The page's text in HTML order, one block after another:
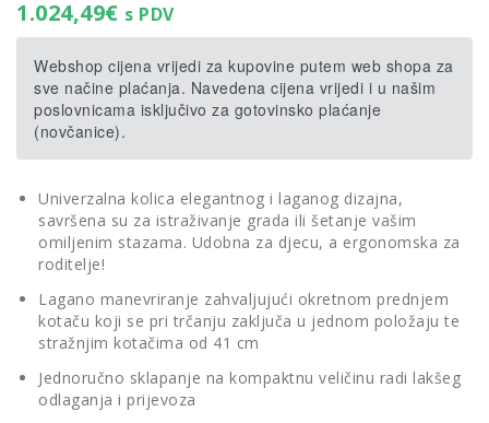
1.024,49€ s PDV
Webshop cijena vrijedi za kupovine putem web shopa za
sve načine plaćanja. Navedena cijena vrijedi i u našim
poslovnicama isključivo za gotovinsko plaćanje
(novčanice).
Univerzalna kolica elegantnog i laganog dizajna,
savršena su za istraživanje grada ili šetanje vašim
omiljenim stazama. Udobna za djecu, a ergonomska za
roditelje!
Lagano manevriranje zahvaljujući okretnom prednjem
kotaču koji se pri trčanju zaključa u jednom položaju te
stražnjim kotačima od 41 cm
Jednoručno sklapanje na kompaktnu veličinu radi lakšeg
odlaganja i prijevoza